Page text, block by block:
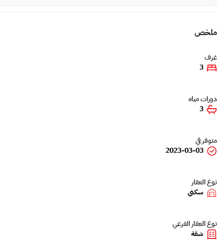
ملخص
غرف
3
دورات مياه
3
متوفر في
2023-03-03
نوع العقار
سكني
نوع العقار الفرعي
شقة